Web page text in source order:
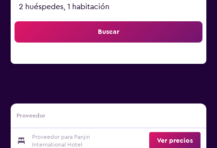
2 huéspedes, 1 habitación
Buscar
Proveedor
Proveedor para Panjin
International Hotel
Ver precios